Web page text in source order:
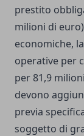
prestito
milioni di
economiche,
operative per
per 81,9
devono
previa
soggetto di